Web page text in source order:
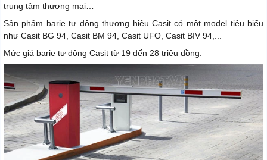
trung tâm thương mại…
Sản phẩm barie tự động thương hiệu Casit có một model tiêu biểu
như Casit BG 94, Casit BM 94, Casit UFO, Casit BIV 94,...
Mức giá barie tự động Casit từ 19 đến 28 triệu đồng.